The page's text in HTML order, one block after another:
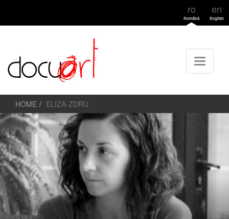
ro
Română
en
English
HOME ELIZA-ZDRU